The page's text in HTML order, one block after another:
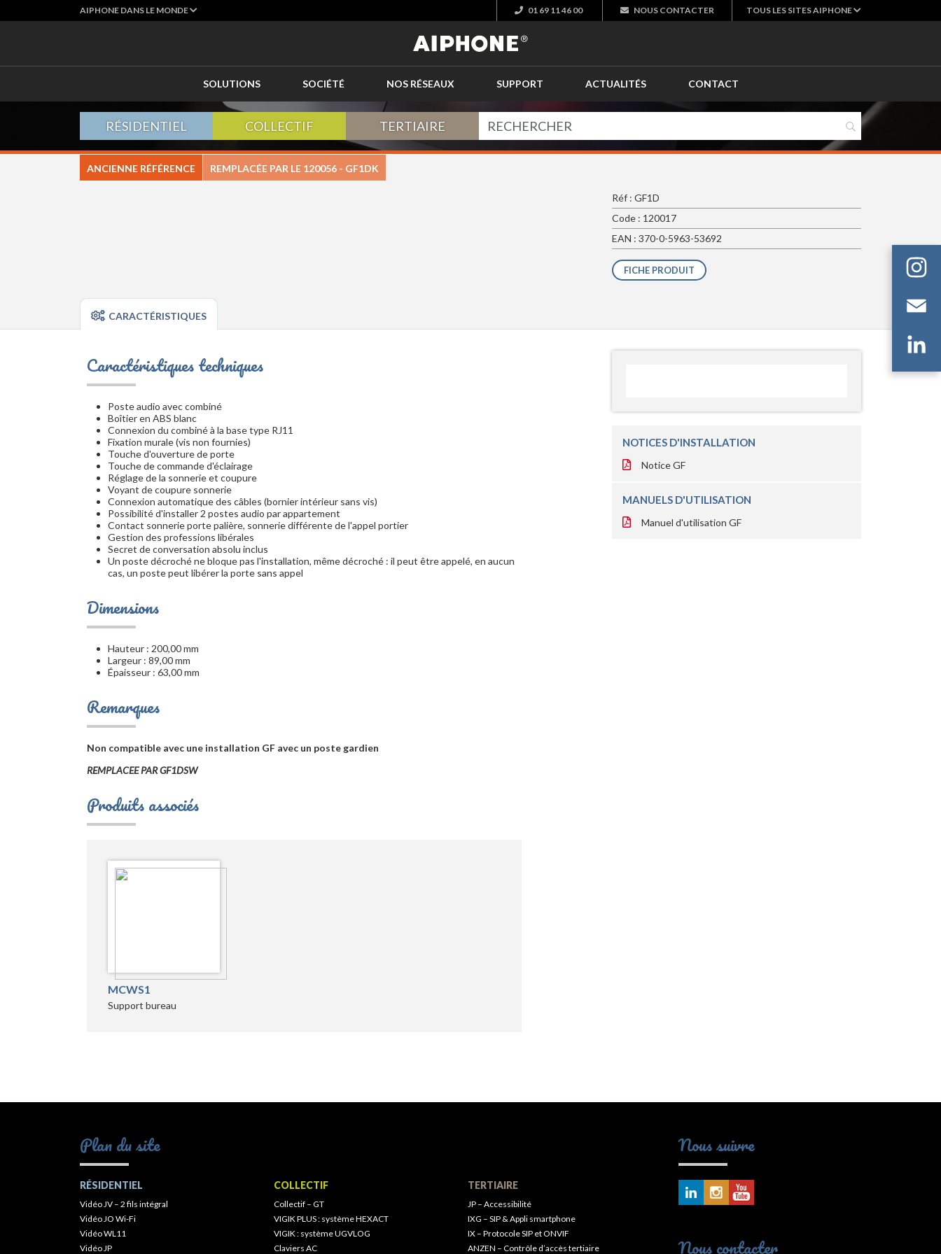
AIPHONE DANS LE MONDE 01 69 11 46 00 NOUS CONTACTER TOUS LES SITES AIPHONE
SOLUTIONS SOCIÉTÉ NOS RÉSEAUX SUPPORT ACTUALITÉS CONTACT
RÉSIDENTIEL COLLECTIF TERTIAIRE
ANCIENNE RÉFÉRENCE REMPLACÉE PAR LE 120056 - GF1DK
Réf : GF1D
Code : 120017
EAN : 370-0-5963-53692
FICHE PRODUIT
CARACTÉRISTIQUES
Caractéristiques techniques
Poste audio avec combiné
Boîtier en ABS blanc
Connexion du combiné à la base type RJ11
Fixation murale (vis non fournies)
Touche d'ouverture de porte
Touche de commande d'éclairage
Réglage de la sonnerie et coupure
Voyant de coupure sonnerie
Connexion automatique des câbles (bornier intérieur sans vis)
Possibilité d'installer 2 postes audio par appartement
Contact sonnerie porte palière, sonnerie différente de l'appel portier
Gestion des professions libérales
Secret de conversation absolu inclus
Un poste décroché ne bloque pas l'installation, même décroché : il peut être appelé, en aucun
cas, un poste peut libérer la porte sans appel
Dimensions
Hauteur : 200,00 mm
Largeur : 89,00 mm
Épaisseur : 63,00 mm
Remarques
Non compatible avec une installation GF avec un poste gardien
REMPLACEE PAR GF1DSW
Produits associés
MCWS1
Support bureau
NOTICES D'INSTALLATION
Notice GF
MANUELS D'UTILISATION
Manuel d'utilisation GF
Plan du site
RÉSIDENTIEL
Vidéo JV – 2 fils intégral
Vidéo JO Wi-Fi
Vidéo WL11
Vidéo JP
COLLECTIF
Collectif – GT
VIGIK PLUS : système HEXACT
VIGIK : système UGVLOG
Claviers AC
TERTIAIRE
JP – Accessibilité
IXG – SIP & Appli smartphone
IX – Protocole SIP et ONVIF
ANZEN – Contrôle d’accès tertiaire
Nous suivre
Nous contacter